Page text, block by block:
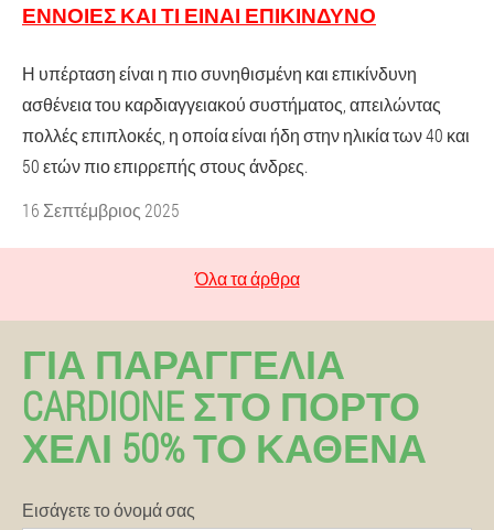
ΈΝΝΟΙΕΣ ΚΑΙ ΤΙ ΕΊΝΑΙ ΕΠΙΚΊΝΔΥΝΟ
Η υπέρταση είναι η πιο συνηθισμένη και επικίνδυνη
ασθένεια του καρδιαγγειακού συστήματος, απειλώντας
πολλές επιπλοκές, η οποία είναι ήδη στην ηλικία των 40 και
50 ετών πιο επιρρεπής στους άνδρες.
16 Σεπτέμβριος 2025
Όλα τα άρθρα
ΓΙΑ ΠΑΡΑΓΓΕΛΊΑ
CARDIONE ΣΤΟ ΠΌΡΤΟ
ΧΈΛΙ 50% ΤΟ ΚΑΘΈΝΑ
Εισάγετε το όνομά σας